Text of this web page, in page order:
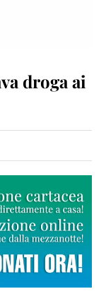
droga ai